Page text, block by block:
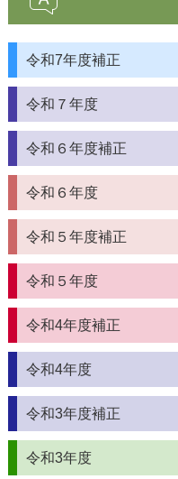
令和7年度補正
令和７年度
令和６年度補正
令和６年度
令和５年度補正
令和５年度
令和4年度補正
令和4年度
令和3年度補正
令和3年度